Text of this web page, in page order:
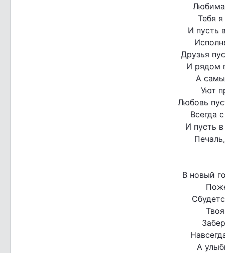
Тебя
И пусть
Друзья
И рядом
А
Уют
Любовь
Всегда
И пусть
В новый
А